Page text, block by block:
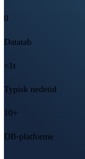
0
Datatab
<1t
Typisk nedetid
10+
DB-platforme